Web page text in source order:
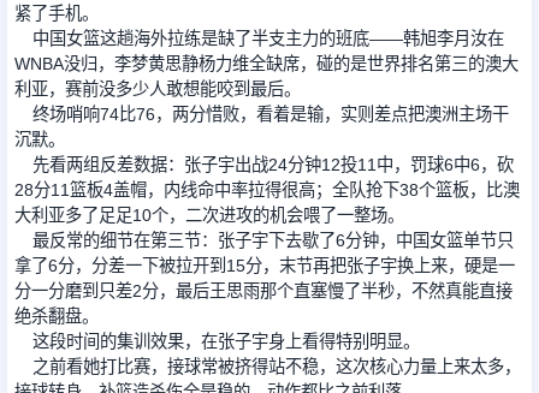
篮球新闻
紧了手机。
中国女篮这趟海外拉练是缺了半支主力的班底——韩旭李月汝在
WNBA没归，李梦黄思静杨力维全缺席，碰的是世界排名第三的澳大
利亚，赛前没多少人敢想能咬到最后。
终场哨响74比76，两分惜败，看着是输，实则差点把澳洲主场干
沉默。
先看两组反差数据：张子宇出战24分钟12投11中，罚球6中6，砍
28分11篮板4盖帽，内线命中率拉得很高；全队抢下38个篮板，比澳
大利亚多了足足10个，二次进攻的机会喂了一整场。
最反常的细节在第三节：张子宇下去歇了6分钟，中国女篮单节只
拿了6分，分差一下被拉开到15分，末节再把张子宇换上来，硬是一
分一分磨到只差2分，最后王思雨那个直塞慢了半秒，不然真能直接
绝杀翻盘。
这段时间的集训效果，在张子宇身上看得特别明显。
之前看她打比赛，接球常被挤得站不稳，这次核心力量上来太多，